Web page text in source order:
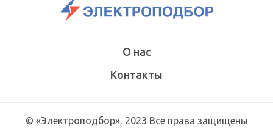
О нас
Контакты
© «Электроподбор», 2023 Все права защищены